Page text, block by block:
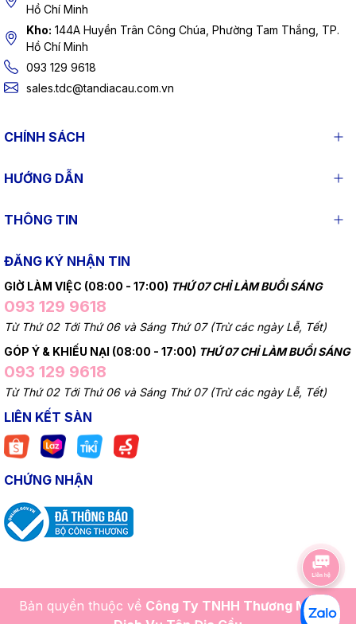
Hồ Chí Minh
Kho: 144A Huyền Trân Công Chúa, Phường Tam Thắng, TP.
Hồ Chí Minh
093 129 9618
sales.tdc@tandiacau.com.vn
CHÍNH SÁCH
HƯỚNG DẪN
THÔNG TIN
ĐĂNG KÝ NHẬN TIN
GIỜ LÀM VIỆC (08:00 - 17:00) THỨ 07 CHỈ LÀM BUỔI SÁNG
093 129 9618
Từ Thứ 02 Tới Thứ 06 và Sáng Thứ 07 (Trừ các ngày Lễ, Tết)
GÓP Ý & KHIẾU NẠI (08:00 - 17:00) THỨ 07 CHỈ LÀM BUỔI SÁNG
093 129 9618
Từ Thứ 02 Tới Thứ 06 và Sáng Thứ 07 (Trừ các ngày Lễ, Tết)
LIÊN KẾT SÀN
CHỨNG NHẬN
Bản quyền thuộc về Công Ty TNHH Thương Mại Và